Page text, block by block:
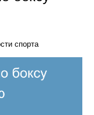
спорта